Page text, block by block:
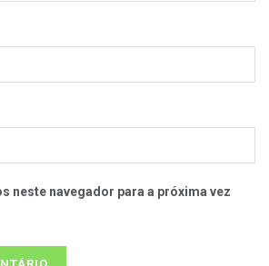
neste navegador para a próxima vez